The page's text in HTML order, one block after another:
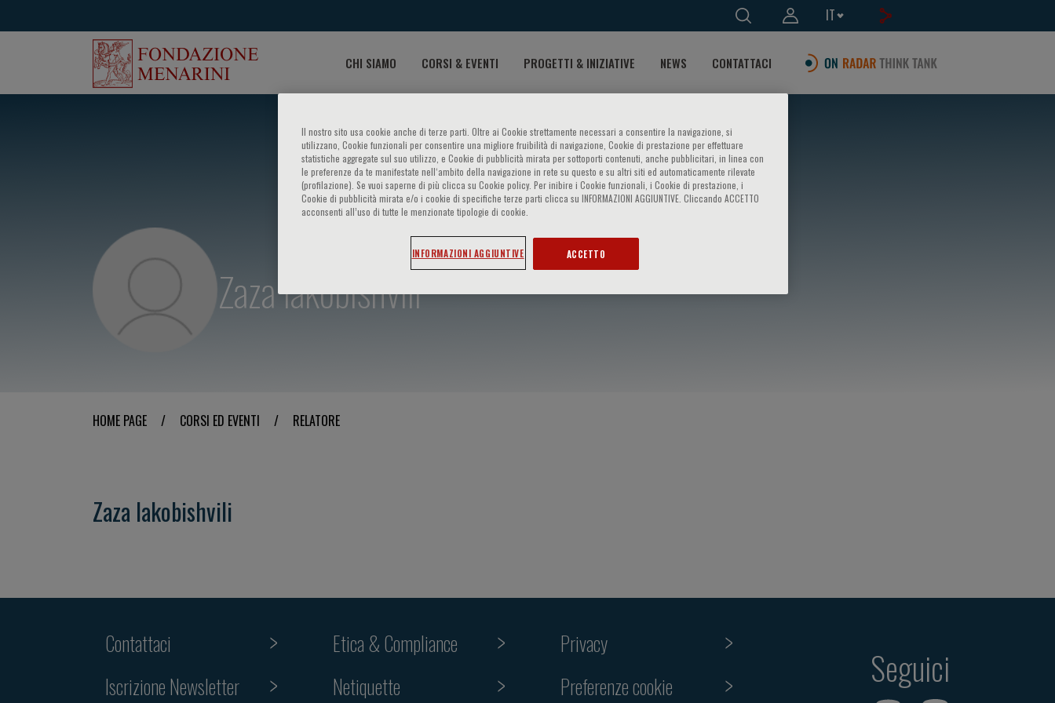
IT
CHI SIAMO CORSI & EVENTI PROGETTI & INIZIATIVE NEWS CONTATTACI
Zaza Iakobishvili
HOME PAGE / CORSI ED EVENTI / RELATORE
Zaza Iakobishvili
Contattaci
Iscrizione Newsletter
Etica & Compliance
Netiquette
Privacy
Preferenze cookie
Seguici
Il nostro sito usa cookie anche di terze parti. Oltre ai Cookie strettamente necessari a consentire la navigazione, si
utilizzano, Cookie funzionali per consentire una migliore fruibilità di navigazione, Cookie di prestazione per effettuare
statistiche aggregate sul suo utilizzo, e Cookie di pubblicità mirata per sottoporti contenuti, anche pubblicitari, in linea con
le preferenze da te manifestate nell‘ambito della navigazione in rete su questo e su altri siti ed automaticamente rilevate
(profilazione). Se vuoi saperne di più clicca su Cookie policy. Per inibire i Cookie funzionali, i Cookie di prestazione, i
Cookie di pubblicità mirata e/o i cookie di specifiche terze parti clicca su INFORMAZIONI AGGIUNTIVE. Cliccando ACCETTO
acconsenti all’uso di tutte le menzionate tipologie di cookie.
INFORMAZIONI AGGIUNTIVE ACCETTO